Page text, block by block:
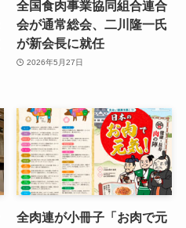
全国食肉事業協同組合連合
会が通常総会、二川隆一氏
が新会長に就任
2026年5月27日
全肉連が小冊子「お肉で元